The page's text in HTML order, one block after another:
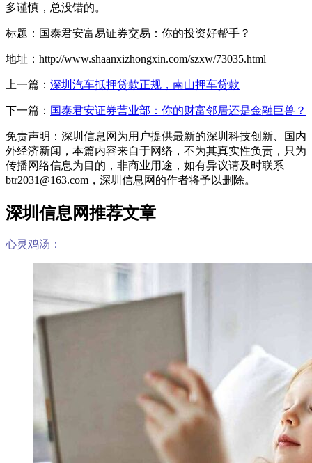
多谨慎，总没错的。
标题：国泰君安富易证券交易：你的投资好帮手？
地址：http://www.shaanxizhongxin.com/szxw/73035.html
上一篇： 深圳汽车抵押贷款正规，南山押车贷款
下一篇： 国泰君安证券营业部：你的财富邻居还是金融巨兽？
免责声明：深圳信息网为用户提供最新的深圳科技创新、国内
外经济新闻，本篇内容来自于网络，不为其真实性负责，只为
传播网络信息为目的，非商业用途，如有异议请及时联系
btr2031@163.com，深圳信息网的作者将予以删除。
深圳信息网推荐文章
心灵鸡汤：